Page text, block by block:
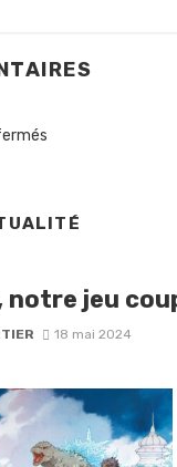
notre jeu
18 mai 2024